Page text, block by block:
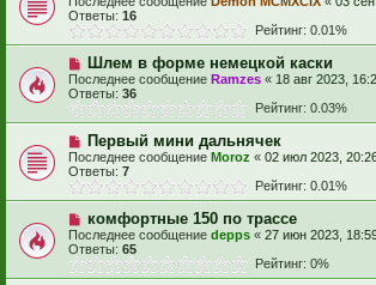
Ответы: 16
Рейтинг: 0.01%
Шлем в форме немецкой каски
Последнее сообщение Ramzes « 18 авг 2023,
Ответы: 36
Рейтинг: 0.03%
Первый мини дальнячек
Последнее сообщение Moroz « 02 июл 2023,
Ответы: 7
Рейтинг: 0.01%
комфортные 150 по трассе
Последнее сообщение depps « 27 июн 2023,
Ответы: 65
Рейтинг: 0%